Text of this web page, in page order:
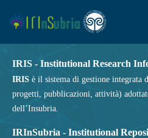
IRIS - Institutional Research
IRIS è il sistema di gestione integrata
progetti, pubblicazioni, attività)
dell’Insubria.
IRInSubria - Institutional